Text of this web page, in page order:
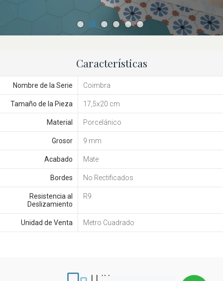
Características
Nombre de la Serie Coimbra
Tamaño de la Pieza 17,5x20 cm
Material Porcelánico
Grosor 9 mm
Acabado Mate
Bordes No Rectificados
Resistencia al
Deslizamiento
R9
Unidad de Venta Metro Cuadrado